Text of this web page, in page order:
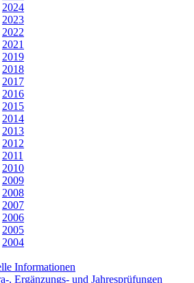
2024
2023
2022
2021
2019
2018
2017
2016
2015
2014
2013
2012
2011
2010
2009
2008
2007
2006
2005
2004
Informationen
, Ergänzungs- und Jahresprüfungen